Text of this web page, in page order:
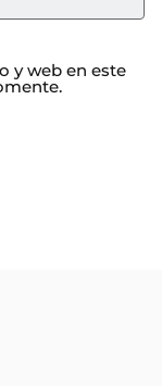
y web en este